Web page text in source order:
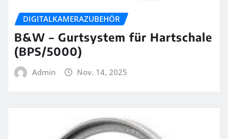
DIGITALKAMERAZUBEHÖR
B&W – Gurtsystem für Hartschale
(BPS/5000)
Admin Nov. 14, 2025